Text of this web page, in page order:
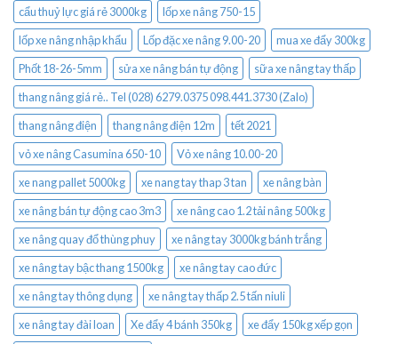
cẩu thuỷ lực giá rẻ 3000kg
lốp xe nâng 750-15
lốp xe nâng nhập khẩu
Lốp đặc xe nâng 9.00-20
mua xe đẩy 300kg
Phốt 18-26-5mm
sửa xe nâng bán tự động
sữa xe nâng tay thấp
thang nâng giá rẻ.. Tel (028) 6279.0375 098.441.3730 (Zalo)
thang nâng điện
thang nâng điện 12m
tết 2021
vỏ xe nâng Casumina 650-10
Vỏ xe nâng 10.00-20
xe nang pallet 5000kg
xe nang tay thap 3 tan
xe nâng bàn
xe nâng bán tự động cao 3m3
xe nâng cao 1.2 tải nâng 500kg
xe nâng quay đổ thùng phuy
xe nâng tay 3000kg bánh trắng
xe nâng tay bậc thang 1500kg
xe nâng tay cao đức
xe nâng tay thông dụng
xe nâng tay thấp 2.5 tấn niuli
xe nâng tay đài loan
Xe đẩy 4 bánh 350kg
xe đẩy 150kg xếp gọn